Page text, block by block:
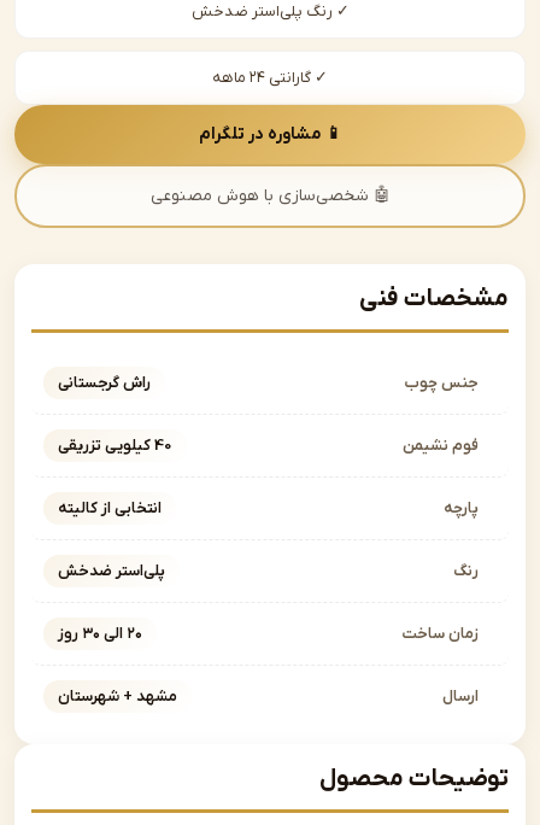
✓ رنگ پلی‌استر ضدخش
📱 مشاوره در تلگرام
🤖 شخصی‌سازی با هوش مصنوعی
محصول
فنی
جنس چوب راش گرجستانی
فوم نشیمن
انتخابی از کالیته
پلی‌استر ضدخش
زمان ساخت
مشهد + شهرستان